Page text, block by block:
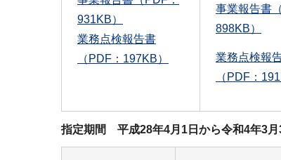
931KB）
業務点検報告書
（PDF：197KB）
事業報告書
898KB）
業務点検報
（PDF：
指定期間 平成28年4月1日から令和4年3